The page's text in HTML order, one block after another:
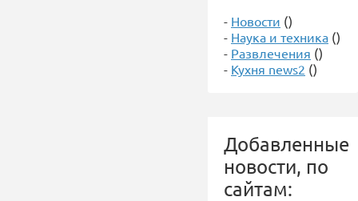
- Новости ()
- Наука и техника ()
- Развлечения ()
- Кухня news2 ()
Добавленные
новости, по
сайтам: